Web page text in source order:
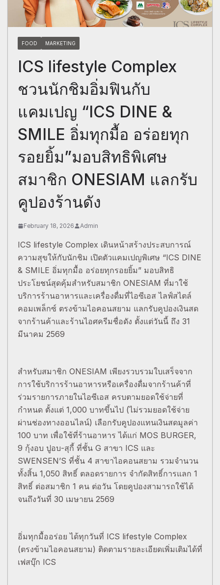
FOOD MARKETING
ICS lifestyle Complex
ชวนนักชิมอิ่มฟินกับ
แคมเปญ “ICS DINE &
SMILE อิ่มทุกมื้อ อร่อยทุก
รอยยิ้ม”มอบสิทธิพิเศษ
สมาชิก ONESIAM แลกรับ
คูปองร้านดัง
February 18, 2026 Admin
ICS lifestyle Complex เดินหน้าสร้างประสบการณ์
ความสุขให้กับนักชิม เปิดตัวแคมเปญพิเศษ “ICS DINE
& SMILE อิ่มทุกมื้อ อร่อยทุกรอยยิ้ม” มอบสิทธิ
ประโยชน์สุดคุ้มสำหรับสมาชิก ONESIAM ที่มาใช้
บริการร้านอาหารและเครื่องดื่มที่ไอซีเอส ไลฟ์สไตล์
คอมเพล็กซ์ ตรงข้ามไอคอนสยาม แลกรับคูปองเงินสด
จากร้านค้าและร้านไอศครีมชื่อดัง ตั้งแต่วันนี้ ถึง 31
มีนาคม 2569
สำหรับสมาชิก ONESIAM เพียงรวบรวมใบเสร็จจาก
การใช้บริการร้านอาหารหรือเครื่องดื่มจากร้านค้าที่
ร่วมรายการภายในไอซีเอส ครบตามยอดใช้จ่ายที่
กำหนด ตั้งแต่ 1,000 บาทขึ้นไป (ไม่รวมยอดใช้จ่าย
ผ่านช่องทางออนไลน์) เลือกรับคูปองแทนเงินสดมูลค่า
100 บาท เพื่อใช้ที่ร้านอาหาร ได้แก่ MOS BURGER,
9 กุ้งอบ ปูอบ-สุกี้ ที่ชั้น G สาขา ICS และ
SWENSEN’S ที่ชั้น 4 สาขาไอคอนสยาม รวมจำนวน
ทั้งสิ้น 1,050 สิทธิ์ ตลอดรายการ จำกัดสิทธิ์การแลก 1
สิทธิ์ ต่อสมาชิก 1 คน ต่อวัน โดยคูปองสามารถใช้ได้
จนถึงวันที่ 30 เมษายน 2569
อิ่มทุกมื้ออร่อย ได้ทุกวันที่ ICS lifestyle Complex
(ตรงข้ามไอคอนสยาม) ติดตามรายละเอียดเพิ่มเติมได้ที่
เฟสบุ๊ก ICS